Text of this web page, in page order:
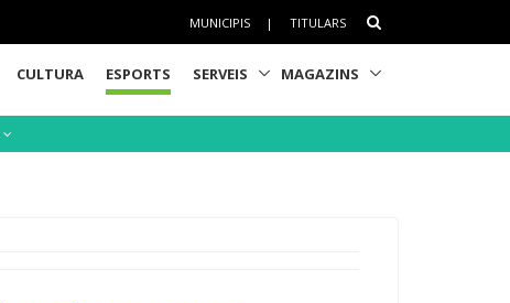
MUNICIPIS | TITULARS
CULTURA ESPORTS SERVEIS MAGAZINS